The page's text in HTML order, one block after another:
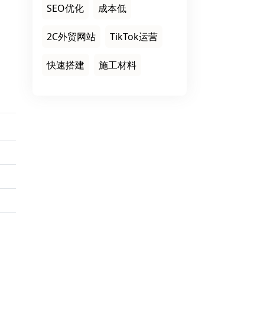
SEO优化 成本低
2C外贸网站 TikTok运营
快速搭建 施工材料